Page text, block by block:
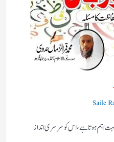
Saile
اہم ہوتا ہے، اس کو سرسری انداز